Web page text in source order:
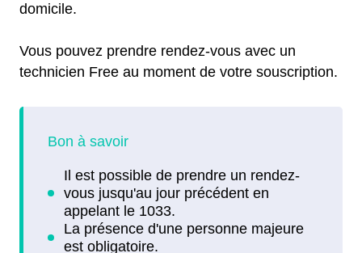
domicile.
Vous pouvez prendre rendez-vous avec un
technicien Free au moment de votre souscription.